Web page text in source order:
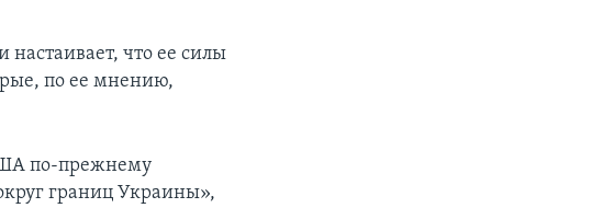
настаивает, что ее силы
по ее мнению,
по-прежнему
границ Украины»,